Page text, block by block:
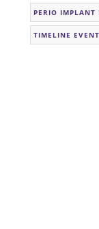
PERIO IMPLANT
TIMELINE